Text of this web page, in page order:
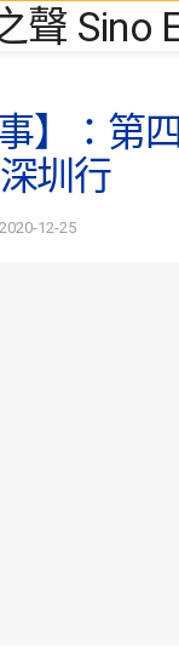
】：第
圳行
2020-12-25